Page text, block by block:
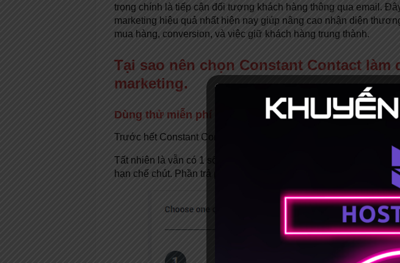
trọng chính là tiếp cận đối tượng khách hàng thông qua email.
marketing hiệu quả nhất hiện nay giúp nâng cao nhận diện
mua hàng, conversion, và việc giữ khách hàng trung thành.
Tại sao nên chọn Constant Contact làm
marketing.
Dùng thử miễn phí
Trước hết Constant Contact cho bạn 60 ngày sử dụng bản trial
Tất nhiên là vẫn có 1 số giới hạn: bạn có 100 subscribers nhưng
hạn chế chút. Phần trả phí bạn xem bên dưới.